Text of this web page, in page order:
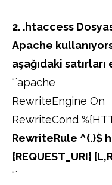
2. .htaccess
Apache
aşağıdaki
“`apache
RewriteEngine On
RewriteCond
RewriteRule ^(.)$
{REQUEST_URI}
“`